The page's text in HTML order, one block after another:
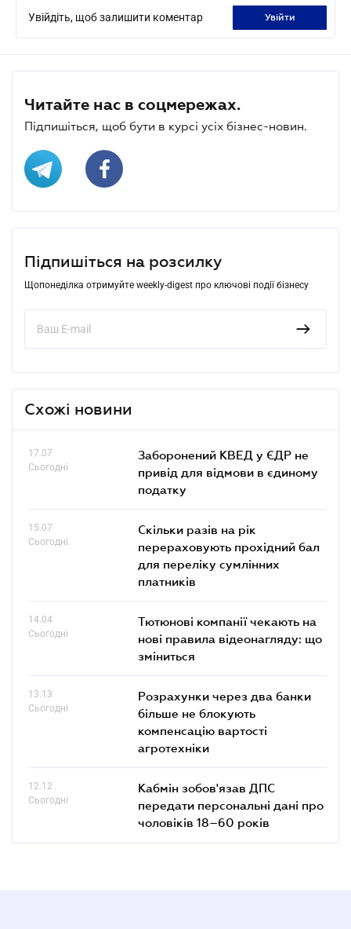
Увійдіть, щоб залишити коментар увійти
Читайте нас в соцмережах.
Підпишіться, щоб бути в курсі усіх бізнес-новин.
Підпишіться на розсилку
Щопонеділка отримуйте weekly-digest про ключові події бізнесу
Схожі новини
17.07
Сьогодні
Заборонений КВЕД у ЄДР не
привід для відмови в єдиному
податку
15.07
Сьогодні
Скільки разів на рік
перераховують прохідний бал
для переліку сумлінних
платників
14.04
Сьогодні
Тютюнові компанії чекають на
нові правила відеонагляду: що
зміниться
13.13
Сьогодні
Розрахунки через два банки
більше не блокують
компенсацію вартості
агротехніки
12.12
Сьогодні
Кабмін зобов'язав ДПС
передати персональні дані про
чоловіків 18–60 років